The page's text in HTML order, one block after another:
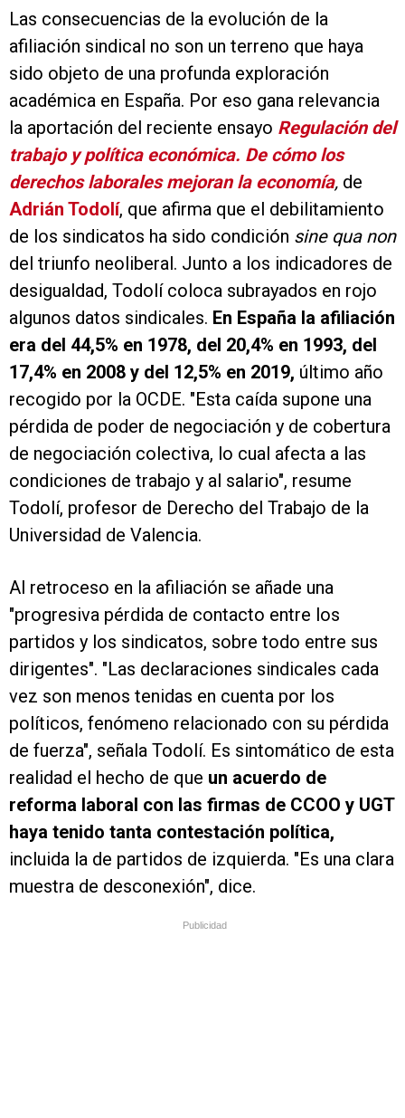
Las consecuencias de la evolución de la
afiliación sindical no son un terreno que haya
sido objeto de una profunda exploración
académica en España. Por eso gana relevancia
la aportación del reciente ensayo Regulación del
trabajo y política económica. De cómo los
derechos laborales mejoran la economía, de
Adrián Todolí, que afirma que el debilitamiento
de los sindicatos ha sido condición sine qua non
del triunfo neoliberal. Junto a los indicadores de
desigualdad, Todolí coloca subrayados en rojo
algunos datos sindicales. En España la afiliación
era del 44,5% en 1978, del 20,4% en 1993, del
17,4% en 2008 y del 12,5% en 2019, último año
recogido por la OCDE. "Esta caída supone una
pérdida de poder de negociación y de cobertura
de negociación colectiva, lo cual afecta a las
condiciones de trabajo y al salario", resume
Todolí, profesor de Derecho del Trabajo de la
Universidad de Valencia.
Al retroceso en la afiliación se añade una
"progresiva pérdida de contacto entre los
partidos y los sindicatos, sobre todo entre sus
dirigentes". "Las declaraciones sindicales cada
vez son menos tenidas en cuenta por los
políticos, fenómeno relacionado con su pérdida
de fuerza", señala Todolí. Es sintomático de esta
realidad el hecho de que un acuerdo de
reforma laboral con las firmas de CCOO y UGT
haya tenido tanta contestación política,
incluida la de partidos de izquierda. "Es una clara
muestra de desconexión", dice.
Publicidad